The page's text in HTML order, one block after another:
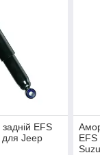
EFS
Jeep